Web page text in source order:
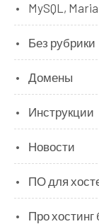
MySQL,
Без рубрики
Домены
Инструкции
Новости
ПО для
Про хостинг